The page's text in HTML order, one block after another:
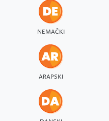
NEMAČKI
ARAPSKI